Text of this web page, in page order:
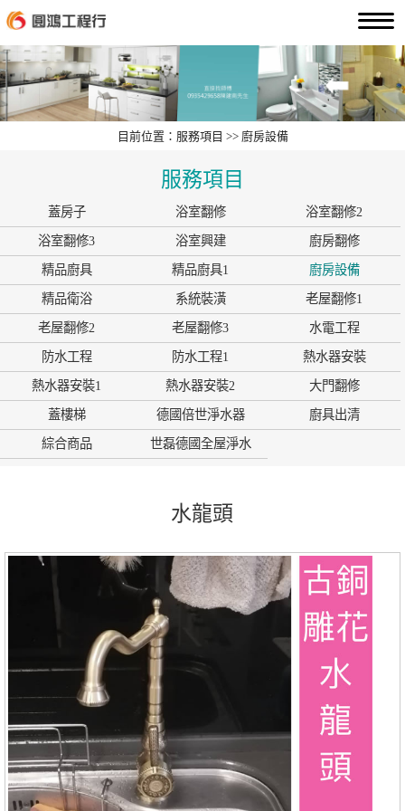
目前位置：服務項目 >> 廚房設備
服務項目
蓋房子 浴室翻修
浴室翻修2
浴室翻修3
浴室興建
廚房翻修
精品廚具
精品廚具1
廚房設備
精品衛浴
系統裝潢
老屋翻修1
老屋翻修2
老屋翻修3
水電工程
防水工程
防水工程1
熱水器安裝
熱水器安裝1
熱水器安裝2
大門翻修
蓋樓梯
德國倍世淨水器
廚具出清
綜合商品
世磊德國全屋淨水
水龍頭